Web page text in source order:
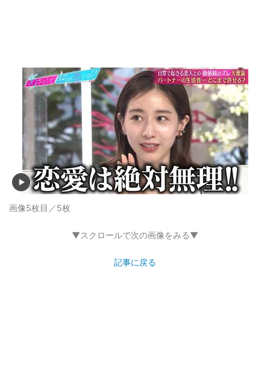
画像5枚目／5枚
▼スクロールで次の画像をみる▼
記事に戻る